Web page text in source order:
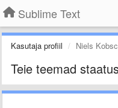
Sublime Text
Kasutaja profiil Niels
Teie teemad